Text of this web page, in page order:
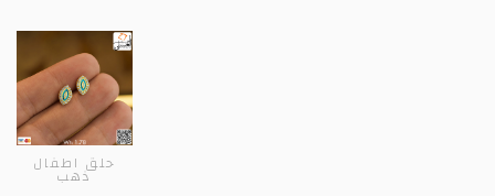
حلق اطفال
ذهب